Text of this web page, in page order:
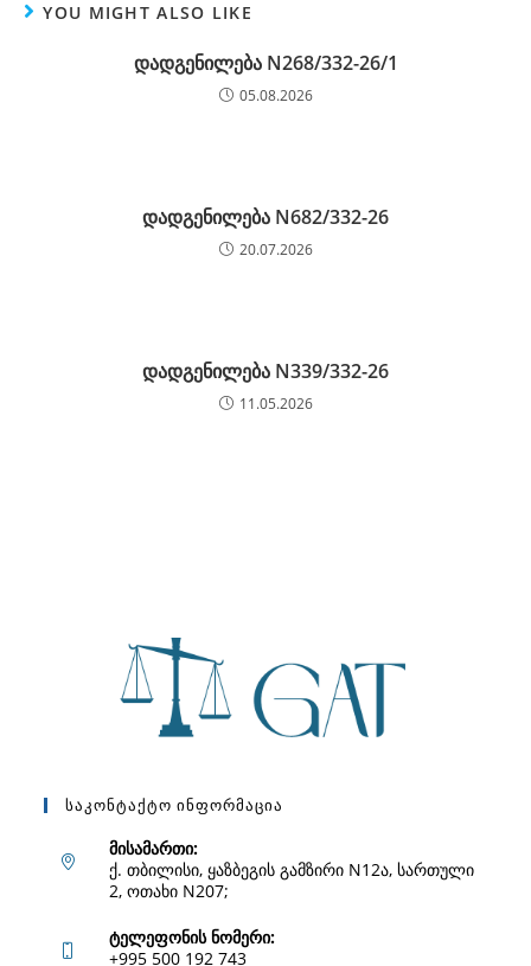
YOU MIGHT ALSO LIKE
დადგენილება N268/332-26/1
05.08.2026
დადგენილება N682/332-26
20.07.2026
დადგენილება N339/332-26
11.05.2026
Საკონტაქტო Ინფორმაცია
მისამართი:
ქ. თბილისი, ყაზბეგის გამზირი N12ა, სართული
2, ოთახი N207;
ტელეფონის ნომერი:
+995 500 192 743